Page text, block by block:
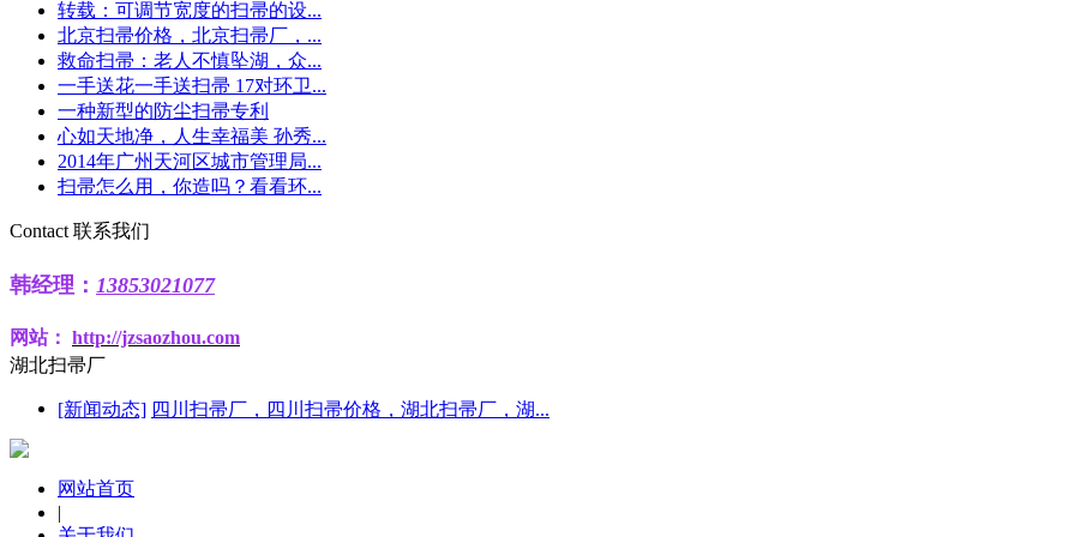
转载：可调节宽度的扫帚的设...
北京扫帚价格，北京扫帚厂，...
救命扫帚：老人不慎坠湖，众...
一手送花一手送扫帚 17对环卫...
一种新型的防尘扫帚专利
心如天地净，人生幸福美 孙秀...
2014年广州天河区城市管理局...
扫帚怎么用，你造吗？看看环...
Contact 联系我们
韩经理： 13853021077
网站： http://jzsaozhou.com
湖北扫帚厂
[新闻动态] 四川扫帚厂，四川扫帚价格，湖北扫帚厂，湖...
网站首页
|